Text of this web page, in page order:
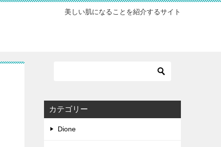
美しい肌になることを紹介するサイト
カテゴリー
Dione